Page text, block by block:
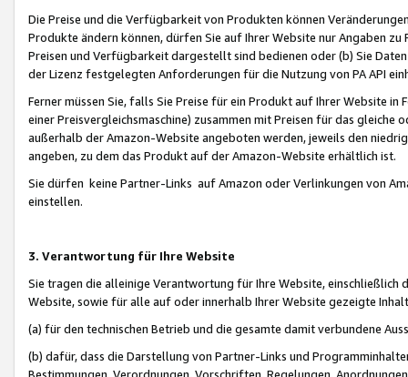
Die Preise und die Verfügbarkeit von Produkten können
Produkte ändern können, dürfen Sie auf Ihrer Website nur Angaben
Preisen und Verfügbarkeit dargestellt sind bedienen oder (b) Sie
der Lizenz festgelegten Anforderungen für die Nutzung von PA API
Ferner müssen Sie, falls Sie Preise für ein Produkt auf Ihrer Website
einer Preisvergleichsmaschine) zusammen mit Preisen für das
außerhalb der Amazon-Website angeboten werden, jeweils den
angeben, zu dem das Produkt auf der Amazon-Website erhältlich ist.
Sie dürfen keine Partner-Links auf Amazon oder Verlinkungen von
einstellen.
3. Verantwortung für Ihre Website
Sie tragen die alleinige Verantwortung für Ihre Website,
Website, sowie für alle auf oder innerhalb Ihrer Website gezeigte
(a) für den technischen Betrieb und die gesamte damit verbundene
(b) dafür, dass die Darstellung von Partner-Links und
Bestimmungen, Verordnungen, Vorschriften, Regelungen,